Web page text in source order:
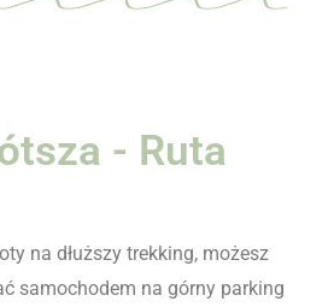
- Ruta
na dłuższy trekking, możesz
samochodem na górny parking